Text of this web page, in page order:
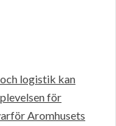
logistik kan
för
Aromhusets